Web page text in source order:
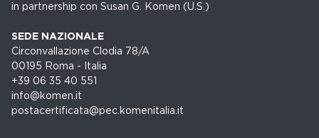
in partnership con Susan G. Komen (U.S.)
SEDE NAZIONALE
Circonvallazione Clodia 78/A
00195 Roma - Italia
+39 06 35 40 551
info@komen.it
postacertificata@pec.komenitalia.it